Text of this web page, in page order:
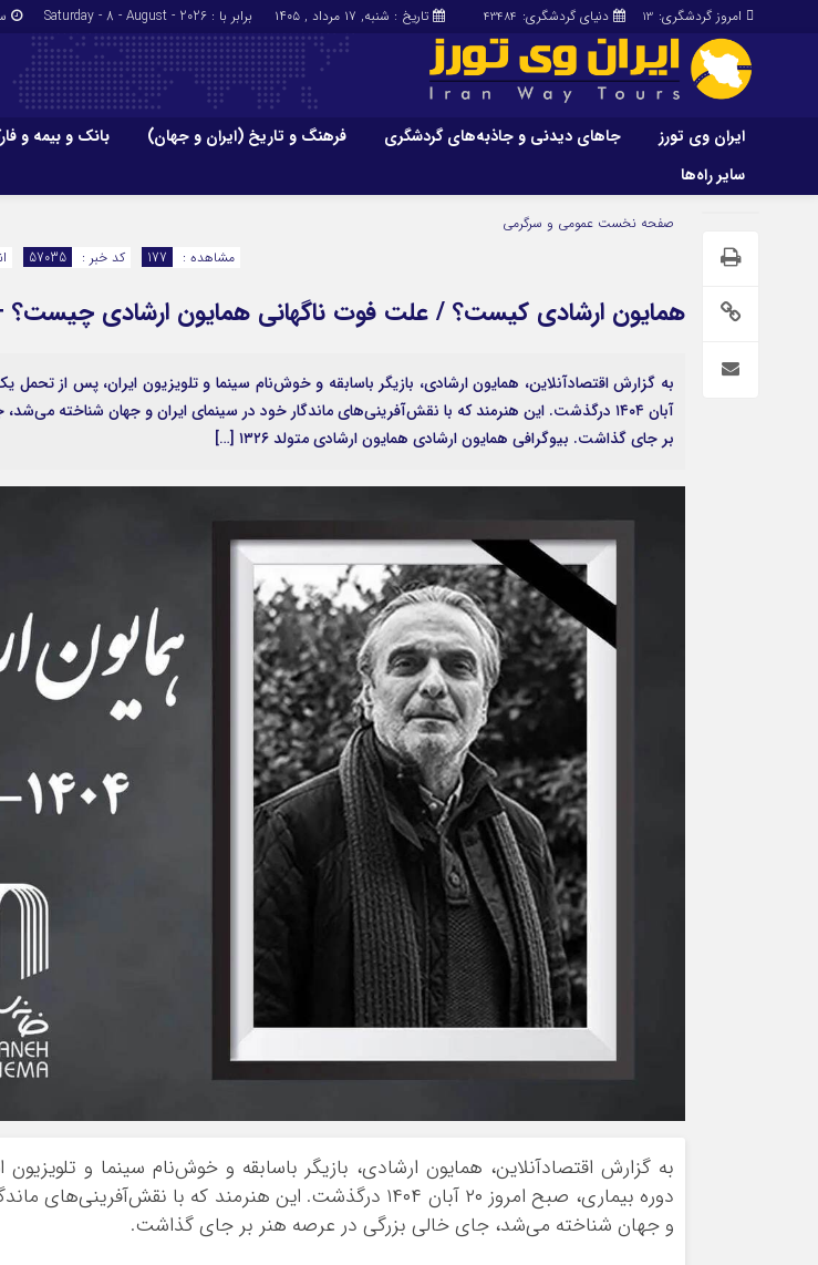
دنیای گردشگری: 43484 امروز گردشگری: 13 تاریخ : شنبه, ۱۷ مرداد , ۱۴۰۵ برابر با : Saturday - 8 - August - 2026
ایران وی تورز جاهای دیدنی و جاذبه‌های گردشگری فرهنگ و تاریخ (ایران و جهان) بانک و بیمه و
سایر راه‌ها
ایران وی تورز
شرایط بازنشر محتوا در ایران وی تورز
ایران سفر تور
غذا و رستوران
گزارش‌های خبری میراث
عمومی و سرگرمی
پزشکی، سلامت و زیبایی
سایر راه‌ها
تور و سفر ایرانی
بلیط اتوبوس
مسیرهای نجف به کربلا
صفحه نخست عمومی و سرگرمی
کد خبر : 57035 مشاهده : 177
همایون ارشادی کیست؟ / علت فوت ناگهانی همایون ارشادی
آبان ۱۴۰۴ درگذشت. این هنرمند که با نقش‌آفرینی‌های ماندگار خود در سینمای ایران و جهان شناخته
بر جای گذاشت. بیوگرافی همایون ارشادی همایون ارشادی متولد ۱۳۲۶ […]
به گزارش اقتصادآنلاین، همایون ارشادی، بازیگر باسابقه و خوش‌نام سینما و
دوره بیماری، صبح امروز ۲۰ آبان ۱۴۰۴ درگذشت. این هنرمند که با
و جهان شناخته می‌شد، جای خالی بزرگی در عرصه هنر بر جای گذاشت.